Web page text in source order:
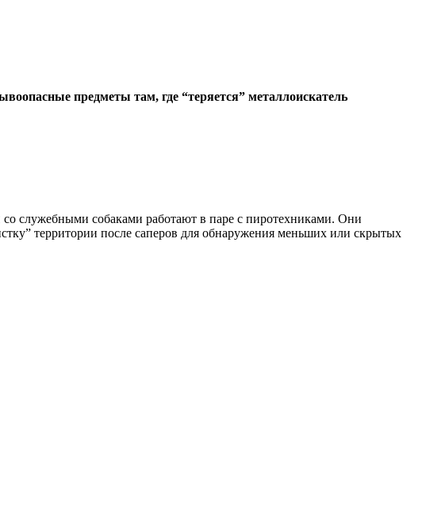
предметы там, где “теряется” металлоискатель
служебными собаками работают в паре с пиротехниками. Они
территории после саперов для обнаружения меньших или скрытых